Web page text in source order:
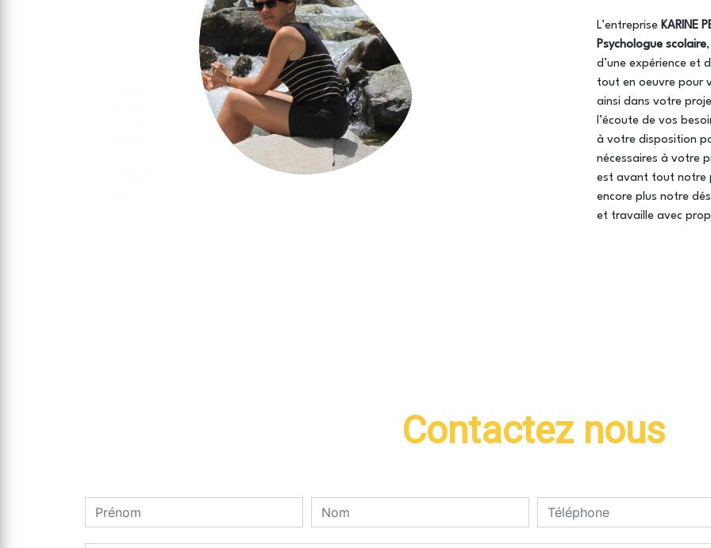
L’entreprise KARINE
Psychologue scolaire
d’une expérience et
tout en oeuvre pour
ainsi dans votre
l’écoute de vos
à votre disposition
nécessaires à votre
est avant tout notre
encore plus notre
et travaille avec
Contactez nous